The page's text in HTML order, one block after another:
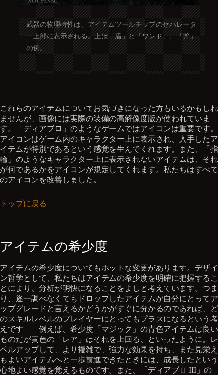
武器の物理特性は、アイテムツールチップのセパレータ
ー上部に表示される。上は「盾」と「ワンド」、「斧」
の例。
これらのアイテムについてお気づきになった方もいるかもしれ
ませんが、画像には実際の装備の高解像度版が使われていま
す。「ディアブロ」のようなゲームではアイコンは重要です。
アイコンはゲーム内のキャラクター上に表示され、入手したア
イテムが特別であるという感覚を生んでくれます。また、「指
輪」のようなキャラクター上に表示されないアイテムは、それ
が何であるかをアイコンが規定してくれます。私たちはすべて
のアイコンを改善しました。
トップに戻る
アイテムの希少度
アイテムの希少度についてもホットな変更があります。デザイ
ン哲学として、私たちはアイテムの希少度を明確に把握するこ
とにより、分析が明快になることをよしと考えています。つま
り、逐一調べなくてもドロップしたアイテムが自分にとってア
ップグレードと言えるかどうかがすぐに分かるのであれば、ど
のスキルレベルのプレイヤーにとってもプラスになるという考
えです——例えば、希少度「マジック」の青色アイテムは良い
ものだが黄色の「レア」はそれを上回る、といったように。レ
ベルアップして、より複雑で、強力な効果を持ち、また見栄え
もよいアイテムへと一歩前進できたときには、成長したという
心地よい感覚を覚えるものです。また、「ディアブロ III」の